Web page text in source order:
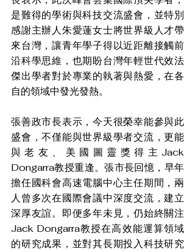
是難得的學術與科技交流盛會，並特別
感謝主辦人朱愛蓮女士將世界級人才帶
來台灣，讓青年學子得以近距離接觸前
沿科學思維，也期盼台灣年輕世代效法
傑出學者對於專業的執著與熱愛，在各
自的領域中發光發熱。
張善政市長表示，今天很榮幸能參與此
盛會，不僅能與世界級學者交流，更能
與老友、美國圖靈獎得主Jack
Dongarra教授重逢。張市長回憶，早年
擔任國科會高速電腦中心主任期間，兩
人曾多次在國際會議中深度交流，建立
深厚友誼。即便多年未見，仍始終關注
Jack Dongarra教授在高效能運算領域
的研究成果，並對其長期投入科技研究